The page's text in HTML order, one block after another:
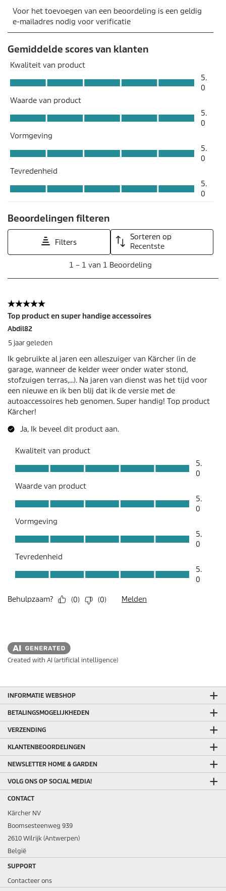
Created with AI (artificial intelligence)
INFORMATIE WEBSHOP
BETALINGSMOGELIJKHEDEN
VERZENDING
KLANTENBEOORDELINGEN
NEWSLETTER HOME & GARDEN
VOLG ONS OP SOCIAL MEDIA!
CONTACT
Kärcher NV
Boomsesteenweg 939
2610 Wilrijk (Antwerpen)
België
SUPPORT
Contacteer ons